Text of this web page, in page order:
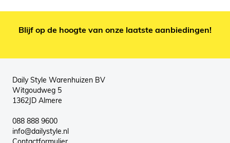
Blijf op de hoogte van onze laatste aanbiedingen!
Daily Style Warenhuizen BV
Witgoudweg 5
1362JD Almere
088 888 9600
info@dailystyle.nl